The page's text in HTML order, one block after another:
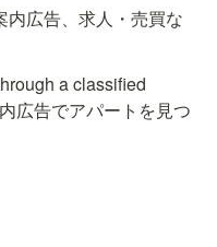
内広告、求人・売買な
a classified
広告でアパートを見つ